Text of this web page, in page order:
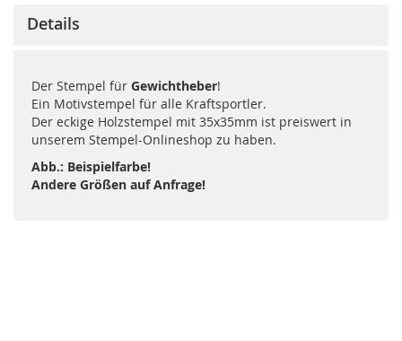
Details
Der Stempel für Gewichtheber!
Ein Motivstempel für alle Kraftsportler.
Der eckige Holzstempel mit 35x35mm ist preiswert in
unserem Stempel-Onlineshop zu haben.
Abb.: Beispielfarbe!
Andere Größen auf Anfrage!